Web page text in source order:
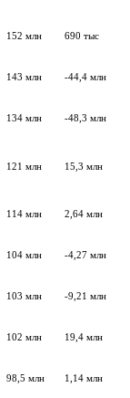
152 млн 690 тыс
143 млн -44,4 млн
134 млн -48,3 млн
121 млн 15,3 млн
114 млн 2,64 млн
104 млн -4,27 млн
103 млн -9,21 млн
102 млн 19,4 млн
98,5 млн 1,14 млн